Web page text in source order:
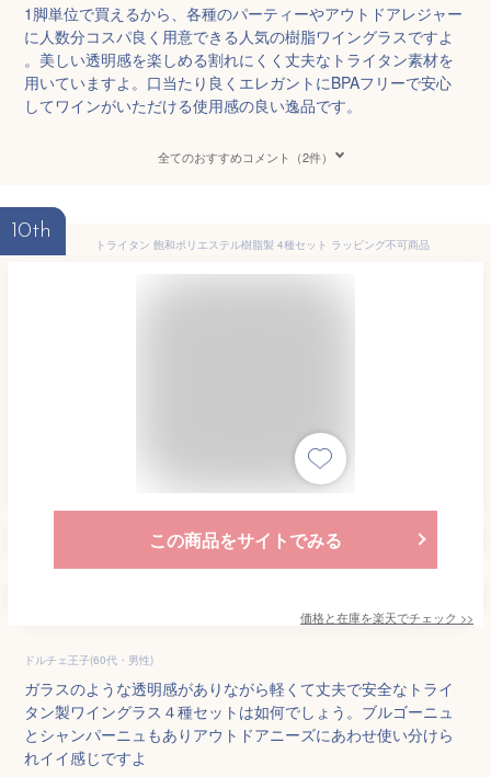
1脚単位で買えるから、各種のパーティーやアウトドアレジャー
に人数分コスパ良く用意できる人気の樹脂ワイングラスですよ
。美しい透明感を楽しめる割れにくく丈夫なトライタン素材を
用いていますよ。口当たり良くエレガントにBPAフリーで安心
してワインがいただける使用感の良い逸品です。
全てのおすすめコメント（2件）
10th
トライタン 飽和ポリエステル樹脂製 4種セット ラッピング不可商品
この商品をサイトでみる
価格と在庫を楽天でチェック >>
ドルチェ王子(60代・男性)
ガラスのような透明感がありながら軽くて丈夫で安全なトライ
タン製ワイングラス４種セットは如何でしょう。ブルゴーニュ
とシャンパーニュもありアウトドアニーズにあわせ使い分けら
れイイ感じですよ